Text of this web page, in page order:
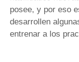
posee, y por eso
desarrollen
entrenar a los